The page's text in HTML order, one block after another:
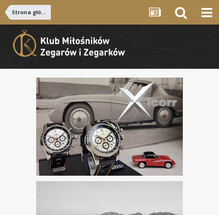
Strona główna